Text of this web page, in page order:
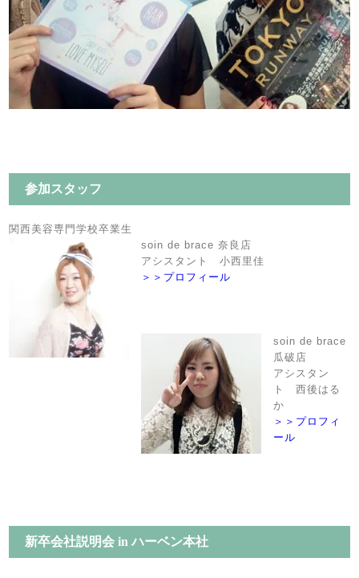
参加スタッフ
関西美容専門学校卒業生
soin de brace 奈良店
アシスタント 小西里佳
＞＞プロフィール
soin de brace
瓜破店
アシスタン
ト 西後はる
か
＞＞プロフィ
ール
新卒会社説明会 in ハーベン本社